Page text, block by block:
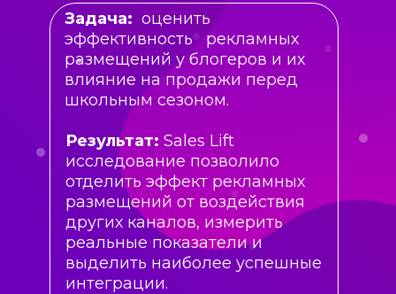
Задача: оценить
эффективность рекламных
размещений у блогеров и их
влияние на продажи перед
школьным сезоном.
Результат: Sales Lift
исследование позволило
отделить эффект рекламных
размещений от воздействия
других каналов, измерить
реальные показатели и
выделить наиболее успешные
интеграции.